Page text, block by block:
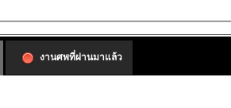
งานศพที่ผ่านมาแล้ว